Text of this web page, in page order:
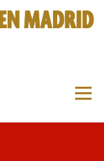
Menú